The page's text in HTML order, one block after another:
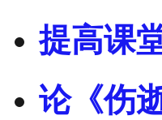
提高课
论《伤